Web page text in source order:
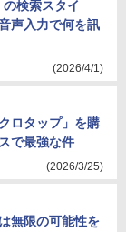
検索スタイ
声入力で何を訊
(2026/4/1)
ロタップ」を購
で最強な件
(2026/3/25)
無限の可能性を